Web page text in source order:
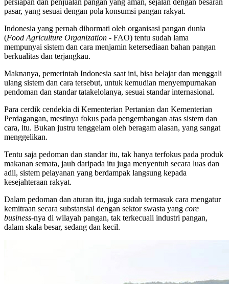
pasar, yang sesuai dengan pola konsumsi pangan rakyat.
Indonesia yang pernah dihormati oleh organisasi pangan dunia
(Food Agriculture Organization - FAO) tentu sudah lama
mempunyai sistem dan cara menjamin ketersediaan bahan pangan
berkualitas dan terjangkau.
Maknanya, pemerintah Indonesia saat ini, bisa belajar dan menggali
ulang sistem dan cara tersebut, untuk kemudian menyempurnakan
pendoman dan standar tatakelolanya, sesuai standar internasional.
Para cerdik cendekia di Kementerian Pertanian dan Kementerian
Perdagangan, mestinya fokus pada pengembangan atas sistem dan
cara, itu. Bukan justru tenggelam oleh beragam alasan, yang sangat
menggelikan.
Tentu saja pedoman dan standar itu, tak hanya terfokus pada produk
makanan semata, jauh daripada itu juga menyentuh secara luas dan
adil, sistem pelayanan yang berdampak langsung kepada
kesejahteraan rakyat.
Dalam pedoman dan aturan itu, juga sudah termasuk cara mengatur
kemitraan secara substansial dengan sektor swasta yang core
business-nya di wilayah pangan, tak terkecuali industri pangan,
dalam skala besar, sedang dan kecil.